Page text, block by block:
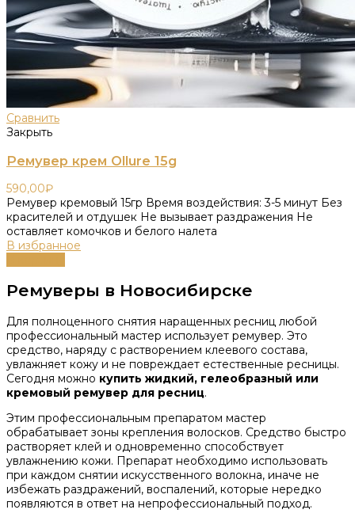
Сравнить
Закрыть
Ремувер крем Ollure 15g
590,00₽
Ремувер кремовый 15гр Время воздействия: 3-5 минут Без
красителей и отдушек Не вызывает раздражения Не
оставляет комочков и белого налета
В избранное
Ремуверы в Новосибирске
Для полноценного снятия наращенных ресниц любой
профессиональный мастер использует ремувер. Это
средство, наряду с растворением клеевого состава,
увлажняет кожу и не повреждает естественные ресницы.
Сегодня можно купить жидкий, гелеобразный или
кремовый ремувер для ресниц.
Этим профессиональным препаратом мастер
обрабатывает зоны крепления волосков. Средство быстро
растворяет клей и одновременно способствует
увлажнению кожи. Препарат необходимо использовать
при каждом снятии искусственного волокна, иначе не
избежать раздражений, воспалений, которые нередко
появляются в ответ на непрофессиональный подход.